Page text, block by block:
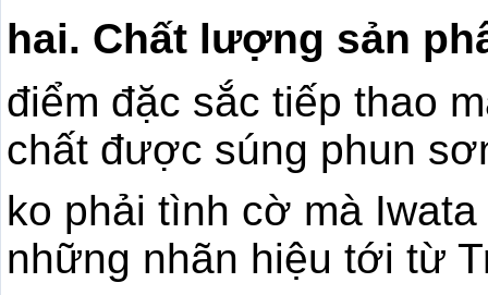
hai. Chất lượng sản
điểm đặc sắc tiếp thao
chất được súng phun
ko phải tình cờ mà
những nhãn hiệu tới từ